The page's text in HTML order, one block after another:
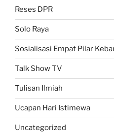
Reses DPR
Solo Raya
Sosialisasi Empat Pilar
Talk Show TV
Tulisan Ilmiah
Ucapan Hari Istimewa
Uncategorized